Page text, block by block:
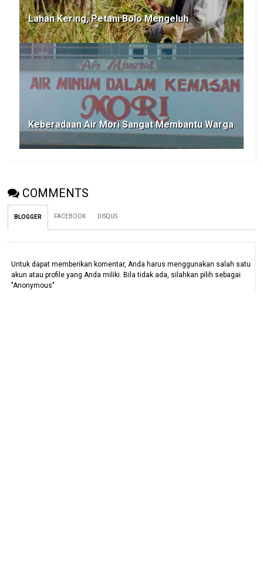
Lahan Kering, Petani Bolo Mengeluh
Keberadaan Air Mori Sangat Membantu Warga
COMMENTS
BLOGGER FACEBOOK DISQUS
Untuk dapat memberikan komentar, Anda harus menggunakan salah satu
akun atau profile yang Anda miliki. Bila tidak ada, silahkan pilih sebagai
"Anonymous"